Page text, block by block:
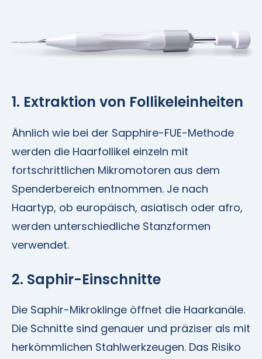
1. Extraktion von Follikeleinheiten
Ähnlich wie bei der Sapphire-FUE-Methode
werden die Haarfollikel einzeln mit
fortschrittlichen Mikromotoren aus dem
Spenderbereich entnommen. Je nach
Haartyp, ob europäisch, asiatisch oder afro,
werden unterschiedliche Stanzformen
verwendet.
2. Saphir-Einschnitte
Die Saphir-Mikroklinge öffnet die Haarkanäle.
Die Schnitte sind genauer und präziser als mit
herkömmlichen Stahlwerkzeugen. Das Risiko